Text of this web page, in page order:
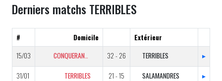
Derniers matchs TERRIBLES
# Domicile
Extérieur
15/03
CONQUERANTS 32 - 26 TERRIBLES ▸
31/01 TERRIBLES 21 - 15 SALAMANDRES ▸